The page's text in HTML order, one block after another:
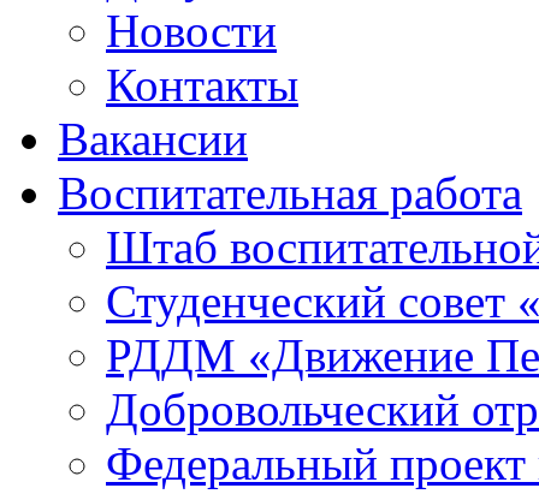
Новости
Контакты
Вакансии
Воспитательная работа
Штаб
Студенческий совет
РДДМ «Движение
Добровольческий
Федеральный